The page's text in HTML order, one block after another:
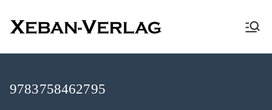
XEBAN-Verlag
9783758462795